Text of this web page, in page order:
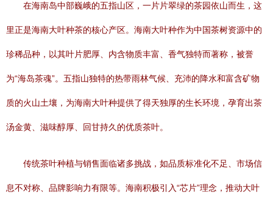
在海南岛中部巍峨的五指山区，一片片翠绿的茶园依山而生，这
里正是海南大叶种茶的核心产区。海南大叶种作为中国茶树资源中的
珍稀品种，以其叶片肥厚、内含物质丰富、香气独特而著称，被誉
为“海岛茶魂”。五指山独特的热带雨林气候、充沛的降水和富含矿物
质的火山土壤，为海南大叶种提供了得天独厚的生长环境，孕育出茶
汤金黄、滋味醇厚、回甘持久的优质茶叶。
传统茶叶种植与销售面临诸多挑战，如品质标准化不足、市场信
息不对称、品牌影响力有限等。海南积极引入“芯片”理念，推动大叶